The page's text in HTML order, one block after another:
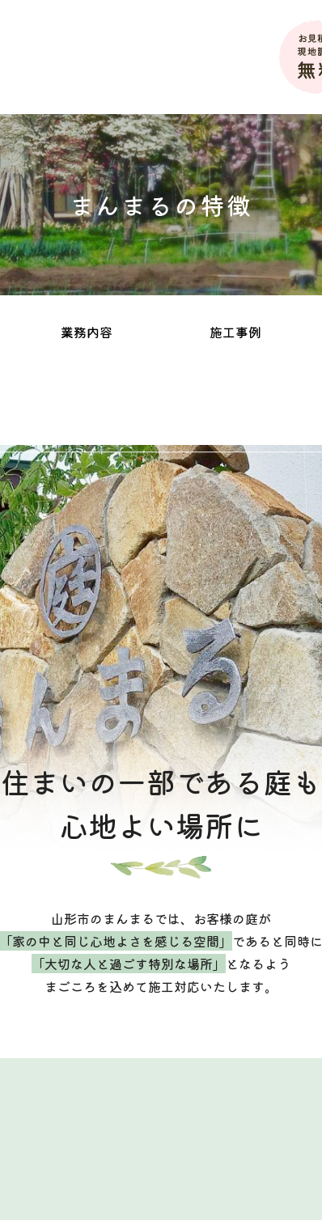
まんまるの特徴
業務内容 施工事例
住まいの一部である庭も
心地よい場所に
山形市のまんまるでは、お客様の庭が
「家の中と同じ心地よさを感じる空間」 であると同時に
「大切な人と過ごす特別な場所」 となるよう
まごころを込めて施工対応いたします。